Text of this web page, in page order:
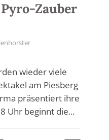
Zauber
wieder viele
am Piesberg
präsentiert ihre
Uhr beginnt die...